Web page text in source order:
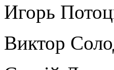
Игорь
Виктор